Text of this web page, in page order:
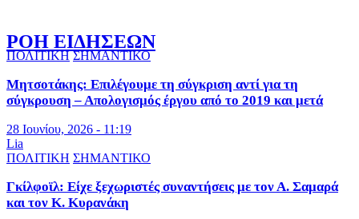
ΡΟΗ ΕΙΔΗΣΕΩΝ
ΠΟΛΙΤΙΚΗ ΣΗΜΑΝΤΙΚΟ
Μητσοτάκης: Επιλέγουμε τη σύγκριση αντί για τη
σύγκρουση – Απολογισμός έργου από το 2019 και μετά
28 Ιουνίου, 2026 - 11:19
Lia
ΠΟΛΙΤΙΚΗ ΣΗΜΑΝΤΙΚΟ
Γκίλφοϊλ: Είχε ξεχωριστές συναντήσεις με τον Α. Σαμαρά
και τον Κ. Κυρανάκη